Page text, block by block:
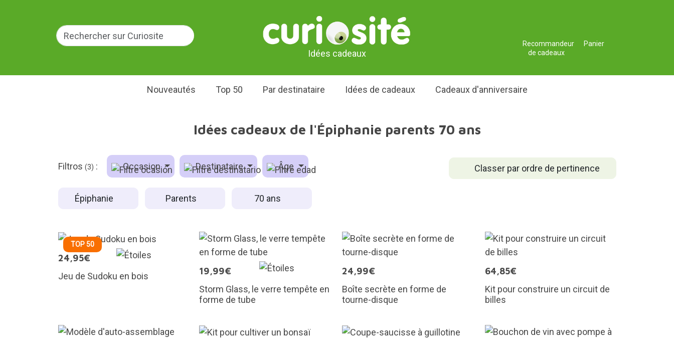
Idées cadeaux
Panier
Recommandeur
de cadeaux
Nouveautés Top 50 Par destinataire Idées de cadeaux Cadeaux d'anniversaire
Idées cadeaux de l'Épiphanie parents 70 ans
Classer par ordre de pertinence
Filtros (3) : Occasion Destinataire Âge
Épiphanie Parents 70 ans
TOP 50
24,95€
Jeu de Sudoku en bois
19,99€
Storm Glass, le verre tempête en
forme de tube
24,99€
Boîte secrète en forme de
tourne-disque
64,85€
Kit pour construire un circuit de
billes